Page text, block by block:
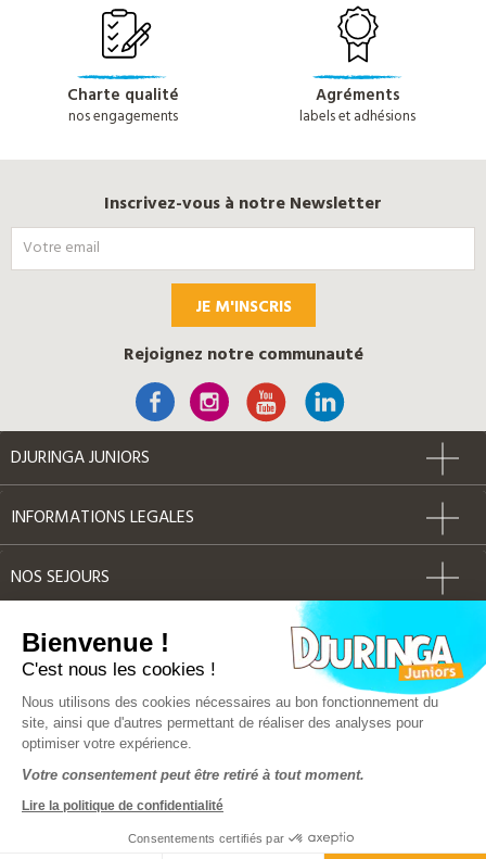
Charte qualité
nos engagements
Agréments
labels et adhésions
Inscrivez-vous à notre Newsletter
JE M'INSCRIS
Rejoignez notre communauté
DJURINGA JUNIORS
INFORMATIONS LEGALES
NOS SEJOURS
AUTRES
Label Qualité
© Djuringa Juniors 2018 - Tous droits réservés
Police d'assurance MMA 141 386 033
Solution e-commerce & création de site internet by Dedi
Bienvenue !
C'est nous les cookies !
Nous utilisons des cookies nécessaires au bon fonctionnement du
site, ainsi que d'autres permettant de réaliser des analyses pour
optimiser votre expérience.
Votre consentement peut être retiré à tout moment.
Lire la politique de confidentialité
Consentements certifiés par